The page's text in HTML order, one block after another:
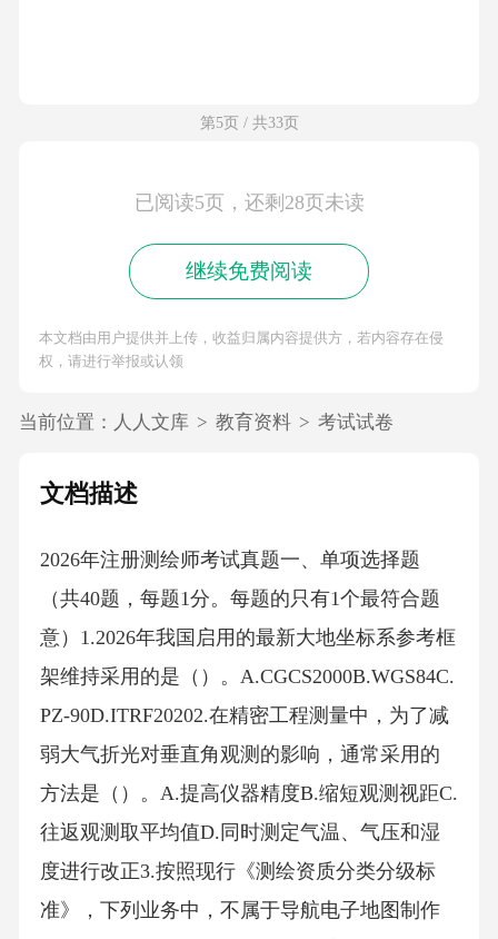
第5页 / 共33页
已阅读5页，还剩28页未读
继续免费阅读
本文档由用户提供并上传，收益归属内容提供方，若内容存在侵
权，请进行举报或认领
当前位置： 人人文库 > 教育资料 > 考试试卷
文档描述
2026年注册测绘师考试真题一、单项选择题
（共40题，每题1分。每题的只有1个最符合题
意）1.2026年我国启用的最新大地坐标系参考框
架维持采用的是（）。A.CGCS2000B.WGS84C.
PZ-90D.ITRF20202.在精密工程测量中，为了减
弱大气折光对垂直角观测的影响，通常采用的
方法是（）。A.提高仪器精度B.缩短观测视距C.
往返观测取平均值D.同时测定气温、气压和湿
度进行改正3.按照现行《测绘资质分类分级标
准》，下列业务中，不属于导航电子地图制作